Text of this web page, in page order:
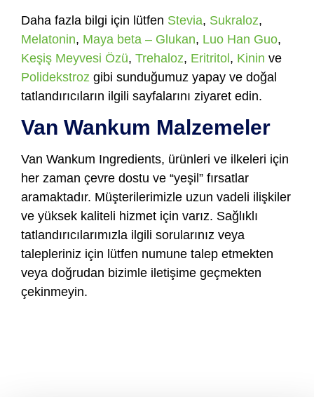
Daha fazla bilgi için lütfen Stevia, Sukraloz,
Melatonin, Maya beta – Glukan, Luo Han Guo,
Keşiş Meyvesi Özü, Trehaloz, Eritritol, Kinin ve
Polidekstroz gibi sunduğumuz yapay ve doğal
tatlandırıcıların ilgili sayfalarını ziyaret edin.
Van Wankum Malzemeler
Van Wankum Ingredients, ürünleri ve ilkeleri için
her zaman çevre dostu ve “yeşil” fırsatlar
aramaktadır. Müşterilerimizle uzun vadeli ilişkiler
ve yüksek kaliteli hizmet için varız. Sağlıklı
tatlandırıcılarımızla ilgili sorularınız veya
talepleriniz için lütfen numune talep etmekten
veya doğrudan bizimle iletişime geçmekten
çekinmeyin.